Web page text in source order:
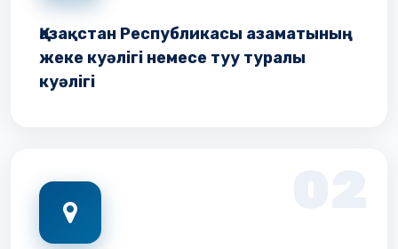
Қазақстан Республикасы азаматының
жеке куәлігі немесе туу туралы
куәлігі